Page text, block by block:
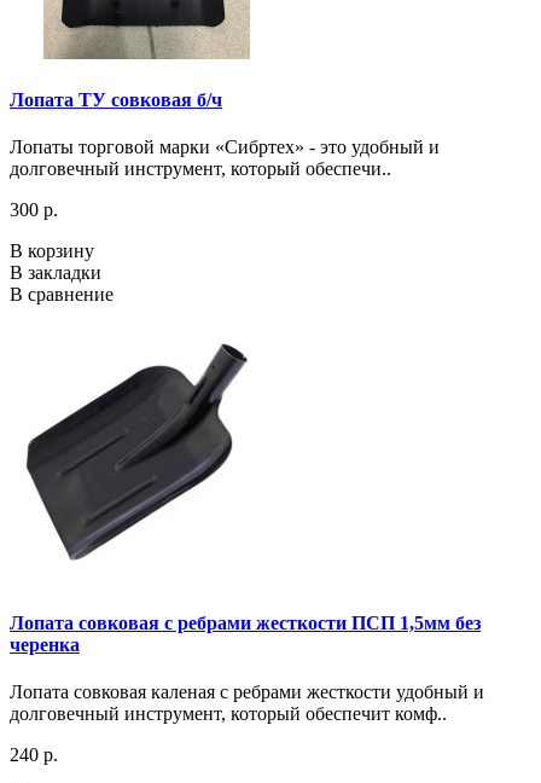
Лопата ТУ совковая б/ч
Лопаты торговой марки «Сибртех» - это удобный и
долговечный инструмент, который обеспечи..
300 р.
В корзину
В закладки
В сравнение
Лопата совковая с ребрами жесткости ПСП 1,5мм без
черенка
Лопата совковая каленая с ребрами жесткости удобный и
долговечный инструмент, который обеспечит комф..
240 р.